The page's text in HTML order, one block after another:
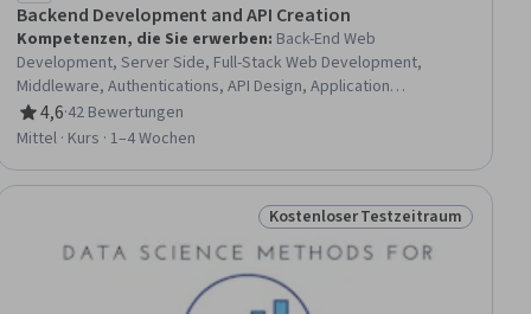
Backend Development and API Creation
Kompetenzen, die Sie erwerben: Back-End Web
Development, Server Side, Full-Stack Web Development,
Middleware, Authentications, API Design, Application
Programming Interface (API), User Accounts, Databases,
JavaScript Frameworks, GitHub, Development Environment,
4,6
Bewertung, 4,6 von 5 Sternen
·42 Bewertungen
Mittel · Kurs · 1–4 Wochen
Status: Kostenloser
Kostenloser Testzeitraum